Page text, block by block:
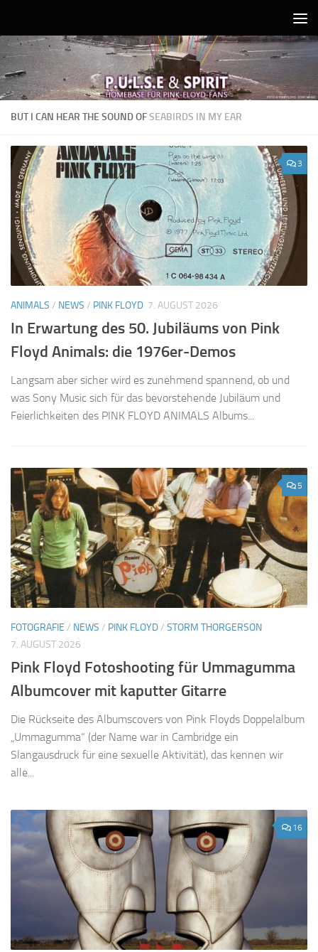
BUT I CAN HEAR THE SOUND OFSEABIRDS IN MY EAR
3
ANIMALS / NEWS / PINK FLOYD 7. AUGUST 2026
In Erwartung des 50. Jubiläums von Pink
Floyd Animals: die 1976er-Demos
Langsam aber sicher wird es zunehmend spannend, ob und
was Sony Music sich für das bevorstehende Jubiläum und
Feierlichkeiten des PINK FLOYD ANIMALS Albums...
5
FOTOGRAFIE / NEWS / PINK FLOYD/ STORM THORGERSON
7. AUGUST 2026
Pink Floyd Fotoshooting für Ummagumma
Albumcover mit kaputter Gitarre
Die Rückseite des Albumscovers von Pink Floyds Doppelalbum
„Ummagumma“ (der Name war in Cambridge ein
Slangausdruck für eine sexuelle Aktivität), das kennen wir
alle...
16